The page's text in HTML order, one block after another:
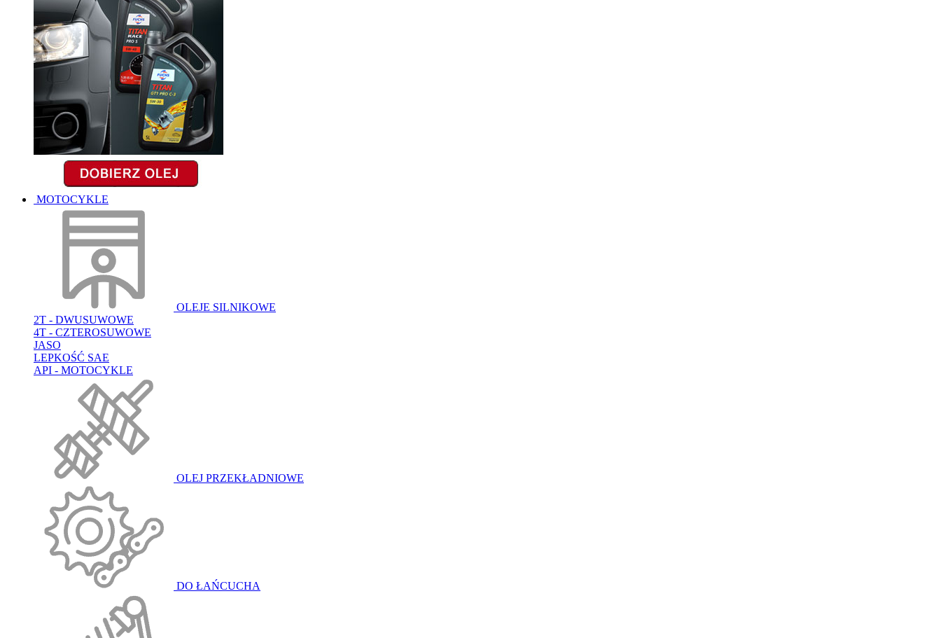
MOTOCYKLE
OLEJE SILNIKOWE
2T - DWUSUWOWE
4T - CZTEROSUWOWE
JASO
LEPKOŚĆ SAE
API - MOTOCYKLE
OLEJ PRZEKŁADNIOWE
DO ŁAŃCUCHA